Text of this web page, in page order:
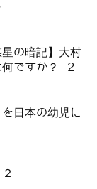
星の暗記】大村
何ですか？ 2
日本の幼児に